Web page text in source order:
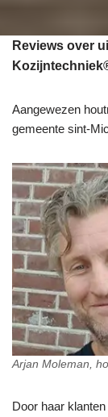
Reviews over
Aangewezen
gemeente sint-
Arjan Moleman,
Door haar